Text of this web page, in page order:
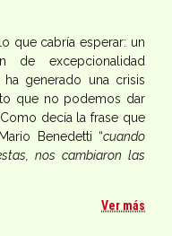
que cabría esperar: un
excepcionalidad
generado una crisis
que no podemos dar
decía la frase que
Benedetti “cuando
nos cambiaron las
Ver más